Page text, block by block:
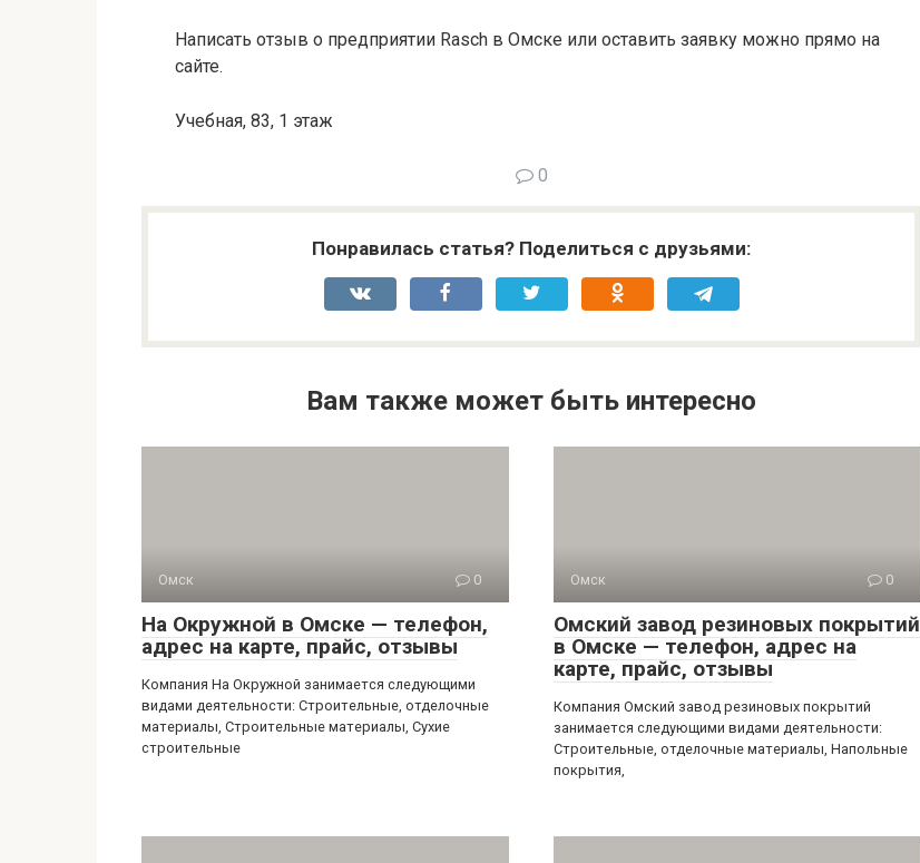
Написать отзыв о предприятии Rasch в Омске или оставить заявку можно прямо на
сайте.
Учебная, 83, 1 этаж
0
Понравилась статья? Поделиться с друзьями:
Вам также может быть интересно
Омск 0
На Окружной в Омске — телефон,
адрес на карте, прайс, отзывы
Компания На Окружной занимается следующими
видами деятельности: Строительные, отделочные
материалы, Строительные материалы, Сухие
строительные
Омск 0
Омский завод резиновых покрытий
в Омске — телефон, адрес на
карте, прайс, отзывы
Компания Омский завод резиновых покрытий
занимается следующими видами деятельности:
Строительные, отделочные материалы, Напольные
покрытия,